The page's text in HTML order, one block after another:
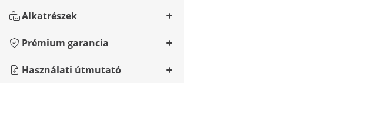
Alkatrészek
Prémium garancia
Használati útmutató